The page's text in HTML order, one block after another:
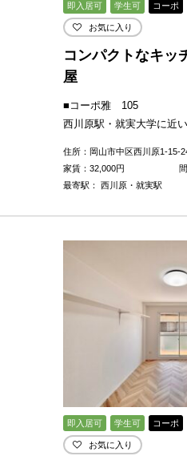
即入居可 学生可 コーポ
お気に入り
コンパクトなキッ
屋
■コーポ雅 105
西川原駅・就実大学に近
住所：岡山市中区西川原1-15-
家賃： 32,000円
最寄駅： 西川原・就実駅
即入居可 学生可 コーポ
お気に入り